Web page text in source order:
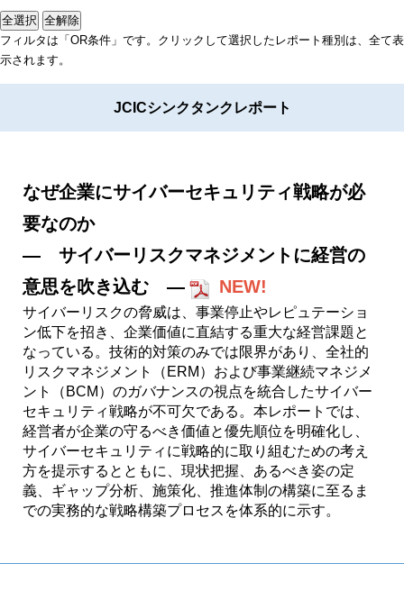
全選択 全解除
フィルタは「OR条件」です。クリックして選択したレポート種別は、全て表
示されます。
JCICシンクタンクレポート
なぜ企業にサイバーセキュリティ戦略が必
要なのか
― サイバーリスクマネジメントに経営の
意思を吹き込む ―
NEW!
サイバーリスクの脅威は、事業停止やレピュテーショ
ン低下を招き、企業価値に直結する重大な経営課題と
なっている。技術的対策のみでは限界があり、全社的
リスクマネジメント（ERM）および事業継続マネジメ
ント（BCM）のガバナンスの視点を統合したサイバー
セキュリティ戦略が不可欠である。本レポートでは、
経営者が企業の守るべき価値と優先順位を明確化し、
サイバーセキュリティに戦略的に取り組むための考え
方を提示するとともに、現状把握、あるべき姿の定
義、ギャップ分析、施策化、推進体制の構築に至るま
での実務的な戦略構築プロセスを体系的に示す。